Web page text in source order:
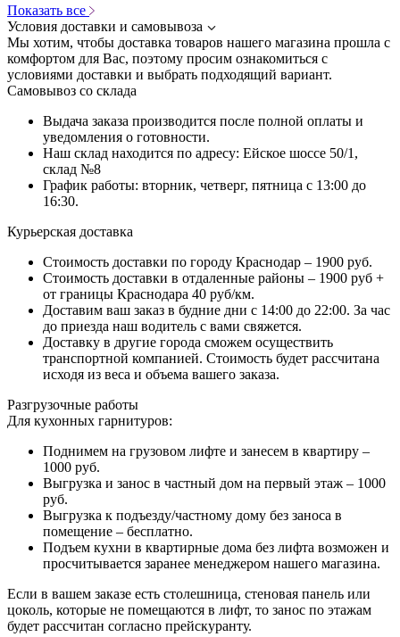
Показать все
Условия доставки и самовывоза
Мы хотим, чтобы доставка товаров нашего магазина прошла с
комфортом для Вас, поэтому просим ознакомиться с
условиями доставки и выбрать подходящий вариант.
Самовывоз со склада
Выдача заказа производится после полной оплаты и
уведомления о готовности.
Наш склад находится по адресу: Ейское шоссе 50/1,
склад №8
График работы: вторник, четверг, пятница с 13:00 до
16:30.
Курьерская доставка
Стоимость доставки по городу Краснодар – 1900 руб.
Стоимость доставки в отдаленные районы – 1900 руб +
от границы Краснодара 40 руб/км.
Доставим ваш заказ в будние дни с 14:00 до 22:00. За час
до приезда наш водитель с вами свяжется.
Доставку в другие города сможем осуществить
транспортной компанией. Стоимость будет рассчитана
исходя из веса и объема вашего заказа.
Разгрузочные работы
Для кухонных гарнитуров:
Поднимем на грузовом лифте и занесем в квартиру –
1000 руб.
Выгрузка и занос в частный дом на первый этаж – 1000
руб.
Выгрузка к подъезду/частному дому без заноса в
помещение – бесплатно.
Подъем кухни в квартирные дома без лифта возможен и
просчитывается заранее менеджером нашего магазина.
Если в вашем заказе есть столешница, стеновая панель или
цоколь, которые не помещаются в лифт, то занос по этажам
будет рассчитан согласно прейскуранту.